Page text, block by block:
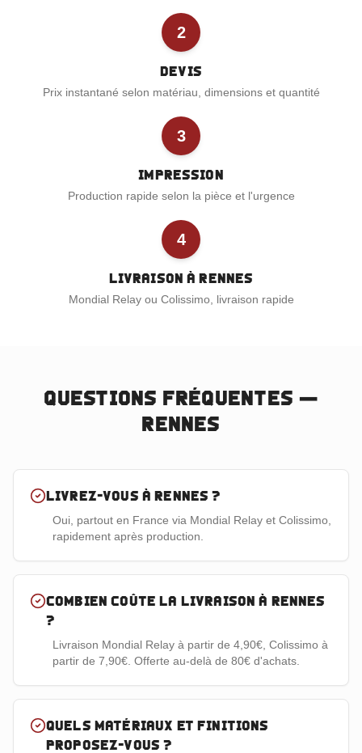
2
Devis
Prix instantané selon matériau, dimensions et quantité
3
Impression
Production rapide selon la pièce et l'urgence
4
Livraison à Rennes
Mondial Relay ou Colissimo, livraison rapide
Questions fréquentes —
Rennes
Livrez-vous à Rennes ?
Oui, partout en France via Mondial Relay et Colissimo,
rapidement après production.
Combien coûte la livraison à Rennes
?
Livraison Mondial Relay à partir de 4,90€, Colissimo à
partir de 7,90€. Offerte au-delà de 80€ d'achats.
Quels matériaux et finitions
proposez-vous ?